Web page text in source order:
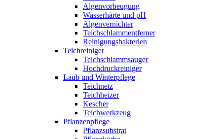
Algenvorbeugung
Wasserhärte und pH
Algenvernichter
Teichschlammentferner
Reinigungsbakterien
Teichreiniger
Teichschlammsauger
Hochdruckreiniger
Laub und Winterpflege
Teichnetz
Teichheizer
Kescher
Teichwerkzeug
Pflanzenpflege
Pflanzsubstrat